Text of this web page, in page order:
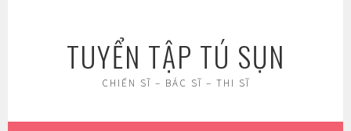
TUYỂN TẬP TÚ SỤN
CHIẾN SĨ – BÁC SĨ – THI SĨ